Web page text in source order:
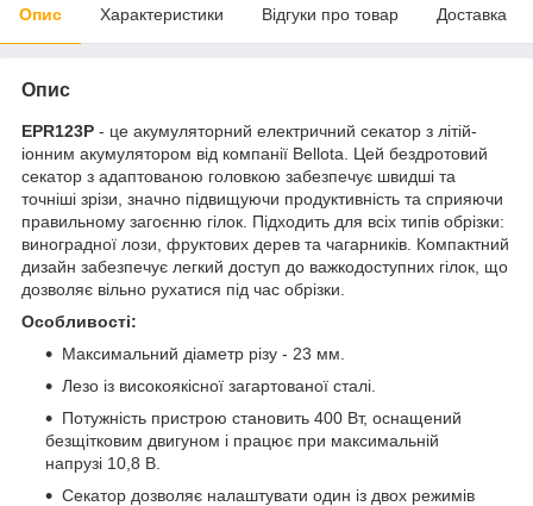
Опис Характеристики Відгуки про товар Доставка
Опис
EPR123P - це акумуляторний електричний секатор з літій-
іонним акумулятором від компанії Bellota. Цей бездротовий
секатор з адаптованою головкою забезпечує швидші та
точніші зрізи, значно підвищуючи продуктивність та сприяючи
правильному загоєнню гілок. Підходить для всіх типів обрізки:
виноградної лози, фруктових дерев та чагарників. Компактний
дизайн забезпечує легкий доступ до важкодоступних гілок, що
дозволяє вільно рухатися під час обрізки.
Особливості:
Максимальний діаметр різу - 23 мм.
Лезо із високоякісної загартованої сталі.
Потужність пристрою становить 400 Вт, оснащений
безщітковим двигуном і працює при максимальній
напрузі 10,8 В.
Секатор дозволяє налаштувати один із двох режимів